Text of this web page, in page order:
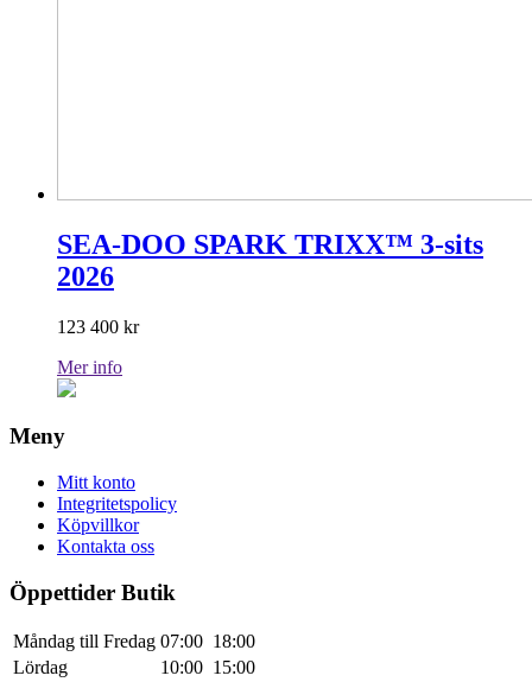
SEA-DOO SPARK TRIXX™ 3-sits
2026
123 400 kr
Mer info
Meny
Mitt konto
Integritetspolicy
Köpvillkor
Kontakta oss
Öppettider Butik
Måndag till Fredag 07:00 18:00
Lördag
10:00 15:00